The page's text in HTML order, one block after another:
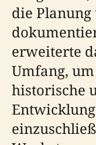
die Planung
erweiterte
Umfang,
historische